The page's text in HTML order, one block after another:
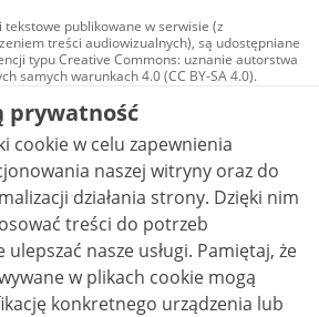
tekstowe publikowane w serwisie (z
treści audiowizualnych), są udostępniane
typu Creative Commons: uznanie autorstwa
samych warunkach 4.0 (CC BY-SA 4.0).
audiowizualne, w tym zdjęcia, materiały
wideo, są udostępniane na licencji typu
Commons: uznanie autorstwa użycie
- bez utworów zależnych 4.0 (CC BY-
4.0), o ile nie jest to stwierdzone inaczej.
prywatność
cookie w celu zapewnienia
naszej witryny oraz do
działania strony. Dzięki nim
treści do potrzeb
nasze usługi. Pamiętaj, że
w plikach cookie mogą
konkretnego urządzenia lub